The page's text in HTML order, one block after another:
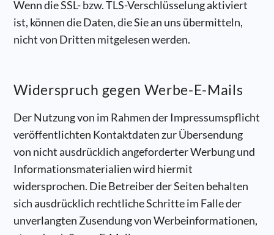
Wenn die SSL- bzw. TLS-Verschlüsselung aktiviert
ist, können die Daten, die Sie an uns übermitteln,
nicht von Dritten mitgelesen werden.
Widerspruch gegen Werbe-E-Mails
Der Nutzung von im Rahmen der Impressumspflicht
veröffentlichten Kontaktdaten zur Übersendung
von nicht ausdrücklich angeforderter Werbung und
Informationsmaterialien wird hiermit
widersprochen. Die Betreiber der Seiten behalten
sich ausdrücklich rechtliche Schritte im Falle der
unverlangten Zusendung von Werbeinformationen,